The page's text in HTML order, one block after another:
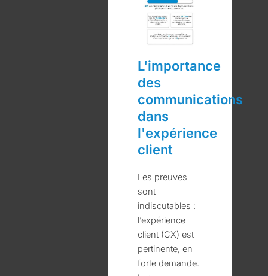
L'importance
des
communications
dans
l'expérience
client
Les preuves
sont
indiscutables :
l’expérience
client (CX) est
pertinente, en
forte demande.